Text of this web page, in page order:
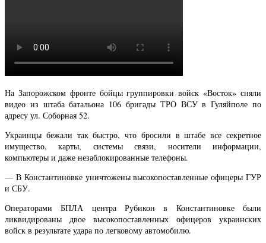
На Запорожском фронте бойцы группировки войск «Восток» сняли
видео из штаба батальона 106 бригады ТРО ВСУ в Гуляйполе по
адресу ул. Соборная 52.
Украинцы бежали так быстро, что бросили в штабе все секретное
имущество, карты, системы связи, носители информации,
компьютеры и даже незаблокированные телефоны.
— В Константиновке уничтожены высокопоставленные офицеры ГУР
и СБУ.
Операторами БПЛА центра Рубикон в Константиновке были
ликвидированы двое высокопоставленных офицеров украинских
войск в результате удара по легковому автомобилю.